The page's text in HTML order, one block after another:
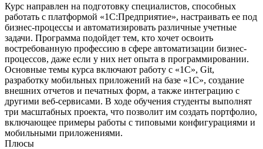
Курс направлен на подготовку специалистов, способных
работать с платформой «1С:Предприятие», настраивать ее под
бизнес-процессы и автоматизировать различные учетные
задачи. Программа подойдет тем, кто хочет освоить
востребованную профессию в сфере автоматизации бизнес-
процессов, даже если у них нет опыта в программировании.
Основные темы курса включают работу с «1С», Git,
разработку мобильных приложений на базе «1С», создание
внешних отчетов и печатных форм, а также интеграцию с
другими веб-сервисами. В ходе обучения студенты выполнят
три масштабных проекта, что позволит им создать портфолио,
включающее примеры работы с типовыми конфигурациями и
мобильными приложениями.
Плюсы